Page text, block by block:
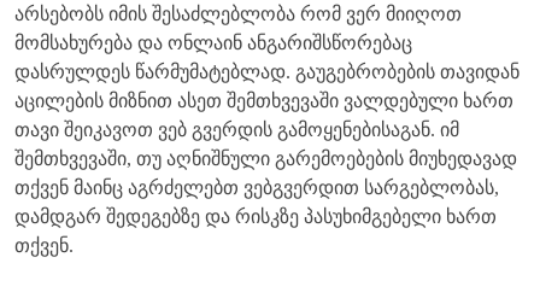
არსებობს იმის შესაძლებლობა რომ ვერ მიიღოთ
მომსახურება და ონლაინ ანგარიშსწორებაც
დასრულდეს წარმუმატებლად. გაუგებრობების თავიდან
აცილების მიზნით ასეთ შემთხვევაში ვალდებული ხართ
თავი შეიკავოთ ვებ გვერდის გამოყენებისაგან. იმ
შემთხვევაში, თუ აღნიშნული გარემოებების მიუხედავად
თქვენ მაინც აგრძელებთ ვებგვერდით სარგებლობას,
დამდგარ შედეგებზე და რისკზე პასუხიმგებელი ხართ
თქვენ.